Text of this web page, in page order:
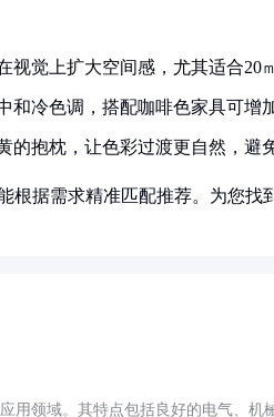
视觉上扩大空间感，尤其适合20
和冷色调，搭配咖啡色家具可增
的抱枕，让色彩过渡更自然，避
根据需求精准匹配推荐。为您找
用领域。其特点包括良好的电气、机